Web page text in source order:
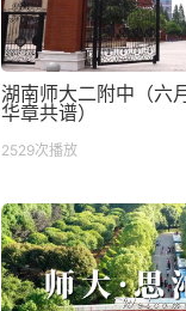
湖南师大二附中（六
华章共谱）
2529次播放